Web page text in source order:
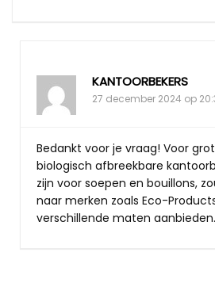
KANTOORBEKERS
27 december 2024 op
Bedankt voor je vraag! Voor
biologisch afbreekbare
zijn voor soepen en bouillons,
naar merken zoals Eco-
verschillende maten aanbieden.